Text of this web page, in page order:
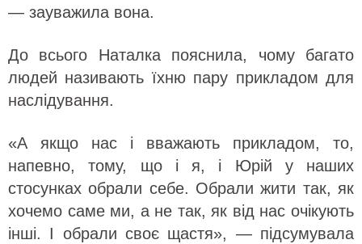
— зауважила вона.
До всього Наталка пояснила, чому багато
людей називають їхню пару прикладом для
наслідування.
«А якщо нас і вважають прикладом, то,
напевно, тому, що і я, і Юрій у наших
стосунках обрали себе. Обрали жити так, як
хочемо саме ми, а не так, як від нас очікують
інші. І обрали своє щастя», — підсумувала